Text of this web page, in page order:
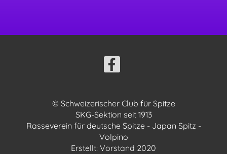
© Schweizerischer Club für Spitze
SKG-Sektion seit 1913
Rasseverein für deutsche Spitze - Japan Spitz -
Volpino
Erstellt: Vorstand 2020